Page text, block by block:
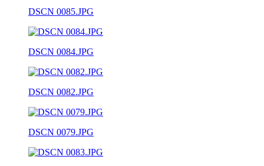
DSCN 0085.JPG
DSCN 0084.JPG
DSCN 0082.JPG
DSCN 0079.JPG